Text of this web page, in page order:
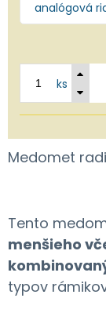
analógová
ks
Medomet
Tento
menšieho
typov